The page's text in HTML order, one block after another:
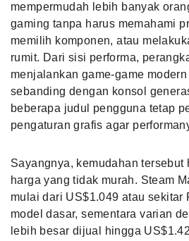
mempermudah lebih banyak
gaming tanpa harus memahami
memilih komponen, atau
rumit. Dari sisi performa,
menjalankan game-game
sebanding dengan konsol
beberapa judul pengguna tetap
pengaturan grafis agar
Sayangnya, kemudahan tersebut
harga yang tidak murah. Steam
mulai dari US$1.049 atau sekitar
model dasar, sementara varian
lebih besar dijual hingga